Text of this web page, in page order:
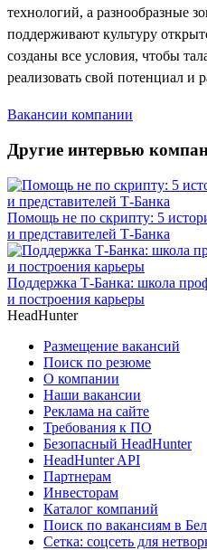
технологий, а разнообразные
поддерживают культуру
созданы все условия, чтобы
реализовать свой потенциал и
Вакансии компании
Другие интервью
Помощь не по скрипту: 5
и представителей Т-Банка
Поддержка Т-Банка: школа
и построения карьеры
HeadHunter
Размещение вакансий
Поиск по резюме
О компании
Наши вакансии
Реклама на сайте
Требования к ПО
Безопасный HeadHunter
HeadHunter API
Партнерам
Инвесторам
Каталог компаний
Поиск по вакансиям в
Сетка: соцсеть для